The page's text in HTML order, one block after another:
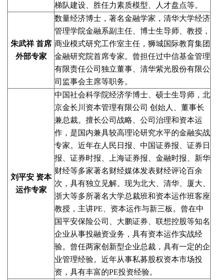
梯队建设、胜任力素质模型、人才盘点等。
朱武祥 首席
外部专家
数量经济博士，著名金融学家，清华大学经济
管理学院金融系副主任、博士生导师、教授，
商业模式研究工作室主任，狮城国际教育集团
金融研究院首席专家。曾担任过中信基金管理
有限责任公司独立董事、清华紫光股份有限公
司监事会主席等职务。
刘平安 资本
运作专家
中国社会科学院经济学博士、硕士生导师，北
京金长川资本管理有限公司 创始人、董事长
兼总裁。擅长公司战略、公司治理和资本运
作，是国内兼具较高理论研究水平的金融实战
专家。近年在人民日报、中国证券报、证券日
报、证券时报、上海证券报、金融时报、新华
财经等多家著名财经媒体发表财经评论百余
次，具有独立见解。现为北大、清华、厦大、
浙大等多所著名大学总裁班和资本运作班客座
教授，主讲PE、资本运作与新三板。曾在中
国平安保险公司、大鹏证券、联想控股等知名
企业从事投融资业务，具有资本运作实战经
验。曾任两家创新型企业总裁，具有一定的企
业管理经验。近年从事私募股权资本市场投
资，具有丰富的PE投资经验。